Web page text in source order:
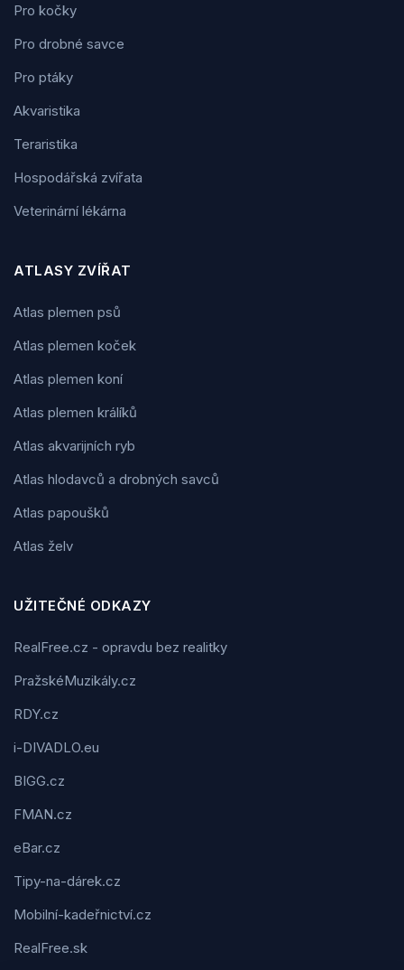
Pro kočky
Pro drobné savce
Pro ptáky
Akvaristika
Teraristika
Hospodářská zvířata
Veterinární lékárna
ATLASY ZVÍŘAT
Atlas plemen psů
Atlas plemen koček
Atlas plemen koní
Atlas plemen králíků
Atlas akvarijních ryb
Atlas hlodavců a drobných savců
Atlas papoušků
Atlas želv
UŽITEČNÉ ODKAZY
RealFree.cz - opravdu bez realitky
PražskéMuzikály.cz
RDY.cz
i-DIVADLO.eu
BIGG.cz
FMAN.cz
eBar.cz
Tipy-na-dárek.cz
Mobilní-kadeřnictví.cz
RealFree.sk